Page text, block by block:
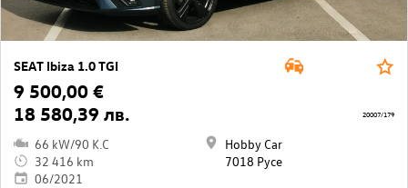
SEAT Ibiza 1.0 TGI
9 500,00 €
18 580,39 лв.
66 kW/90 K.C
32 416 km
06/2021
Hobby Car
7018 Русе
20007/179